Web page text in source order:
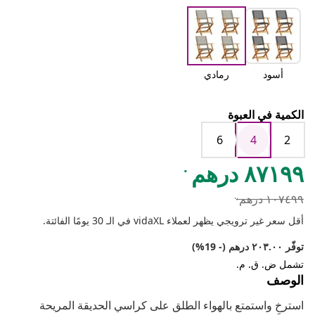
أسود رمادي
الكمية في العبوة
2
4
6
٨٧١٩٩ درهم .
١٠٧٤٩٩ درهم ,.
أقل سعر غير ترويجي يظهر لعملاء vidaXL في الـ 30 يومًا الفائتة.
توفّر ٢٠٣.٠٠ درهم (- 19%)
تشمل ض. ق. م.
الوصف
استرخِ واستمتع بالهواء الطلق على كراسي الحديقة المريحة